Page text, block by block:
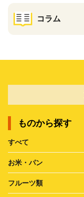
コラム
ものから探す
すべて
お米・パン
フルーツ類